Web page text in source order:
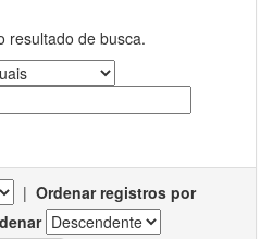
resultado de busca.
| Ordenar registros por